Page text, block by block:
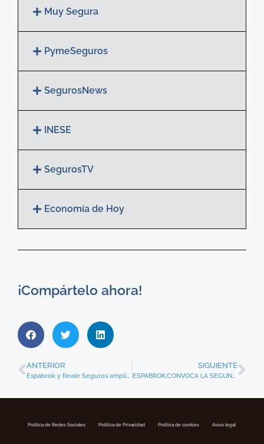
Muy Segura
PymeSeguros
SegurosNews
INESE
SegurosTV
Economía de Hoy
¡Compártelo ahora!
ANTERIOR
Espabrok y Reale Seguros amplían su acuerdo de distribución durante 2026 y 2027.
SIGUIENTE
ESPABROK,CONVOCA LA SEGUNDA EDICIÓN DE SU INICIATIVA NUEVAS GENERACIONES
Política de Redes Sociales Politica de Privacidad Política de cookies Aviso legal